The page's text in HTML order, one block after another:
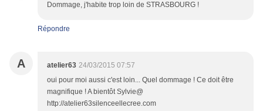
Dommage, j'habite trop loin de STRASBOURG !
Répondre
A atelier63 24/03/2015 07:57
oui pour moi aussi c'est loin... Quel dommage ! Ce doit être
magnifique ! A bientôt Sylvie@
http://atelier63silenceellecree.com